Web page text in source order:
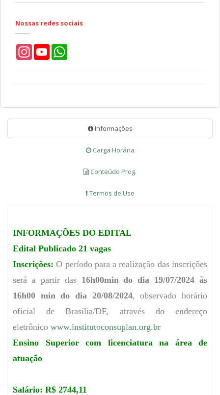
Nossas redes sociais
InstagramYouTube
Informações
Carga Horária
Conteúdo Prog.
Termos de Uso
INFORMAÇÕES DO EDITAL
Edital Publicado 21 vagas
Inscrições: O período para a realização das inscrições
será a partir das 16h00min do dia 19/07/2024 às
16h00 min do dia 20/08/2024, observado horário
oficial de Brasília/DF, através do endereço
eletrônico www.institutoconsuplan.org.br
Ensino Superior com licenciatura na área de
atuação
Salário: R$ 2744,11